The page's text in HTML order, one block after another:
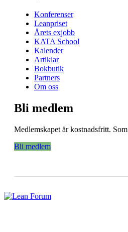
Konferenser
Leanpriset
Årets exjobb
KATA School
Kalender
Artiklar
Bokbutik
Partners
Om oss
Bli medlem
Medlemskapet är kostnadsfritt.
Bli medlem